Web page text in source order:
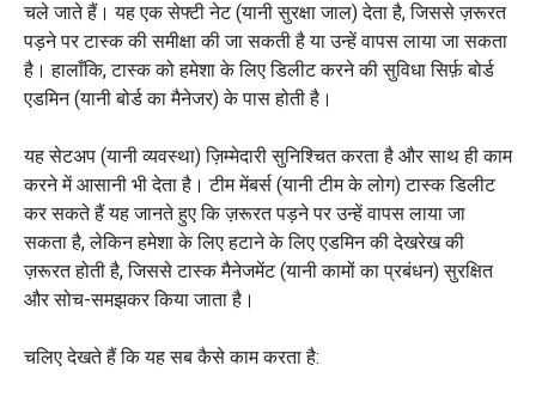
चले जाते हैं। यह एक सेफ्टी नेट (यानी सुरक्षा जाल) देता है, जिससे ज़रूरत
पड़ने पर टास्क की समीक्षा की जा सकती है या उन्हें वापस लाया जा सकता
है। हालाँकि, टास्क को हमेशा के लिए डिलीट करने की सुविधा सिर्फ़ बोर्ड
एडमिन (यानी बोर्ड का मैनेजर) के पास होती है।
यह सेटअप (यानी व्यवस्था) ज़िम्मेदारी सुनिश्चित करता है और साथ ही काम
करने में आसानी भी देता है। टीम मेंबर्स (यानी टीम के लोग) टास्क डिलीट
कर सकते हैं यह जानते हुए कि ज़रूरत पड़ने पर उन्हें वापस लाया जा
सकता है, लेकिन हमेशा के लिए हटाने के लिए एडमिन की देखरेख की
ज़रूरत होती है, जिससे टास्क मैनेजमेंट (यानी कामों का प्रबंधन) सुरक्षित
और सोच-समझकर किया जाता है।
चलिए देखते हैं कि यह सब कैसे काम करता है: